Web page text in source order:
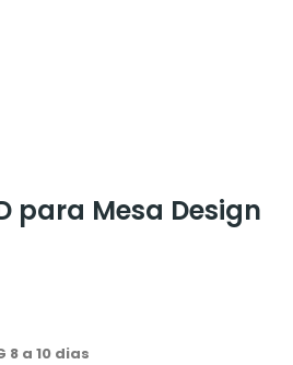
para Mesa Design
8 a 10 dias